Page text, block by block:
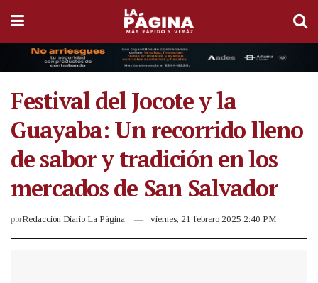
Festival del Jocote y la
Guayaba: Un recorrido lleno
de sabor y tradición en los
mercados de San Salvador
porRedacción Diario La Página viernes, 21 febrero 2025 2:40 PM